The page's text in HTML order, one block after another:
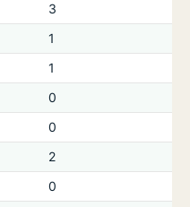
3
1
1
0
0
2
0